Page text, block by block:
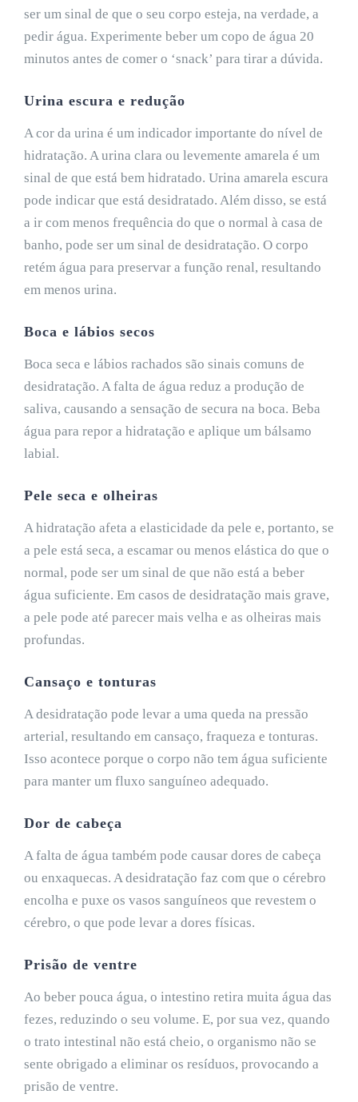
ser um sinal de que o seu corpo esteja, na verdade, a
pedir água. Experimente beber um copo de água 20
minutos antes de comer o ‘snack’ para tirar a dúvida.
Urina escura e redução
A cor da urina é um indicador importante do nível de
hidratação. A urina clara ou levemente amarela é um
sinal de que está bem hidratado. Urina amarela escura
pode indicar que está desidratado. Além disso, se está
a ir com menos frequência do que o normal à casa de
banho, pode ser um sinal de desidratação. O corpo
retém água para preservar a função renal, resultando
em menos urina.
Boca e lábios secos
Boca seca e lábios rachados são sinais comuns de
desidratação. A falta de água reduz a produção de
saliva, causando a sensação de secura na boca. Beba
água para repor a hidratação e aplique um bálsamo
labial.
Pele seca e olheiras
A hidratação afeta a elasticidade da pele e, portanto, se
a pele está seca, a escamar ou menos elástica do que o
normal, pode ser um sinal de que não está a beber
água suficiente. Em casos de desidratação mais grave,
a pele pode até parecer mais velha e as olheiras mais
profundas.
Cansaço e tonturas
A desidratação pode levar a uma queda na pressão
arterial, resultando em cansaço, fraqueza e tonturas.
Isso acontece porque o corpo não tem água suficiente
para manter um fluxo sanguíneo adequado.
Dor de cabeça
A falta de água também pode causar dores de cabeça
ou enxaquecas. A desidratação faz com que o cérebro
encolha e puxe os vasos sanguíneos que revestem o
cérebro, o que pode levar a dores físicas.
Prisão de ventre
Ao beber pouca água, o intestino retira muita água das
fezes, reduzindo o seu volume. E, por sua vez, quando
o trato intestinal não está cheio, o organismo não se
sente obrigado a eliminar os resíduos, provocando a
prisão de ventre.